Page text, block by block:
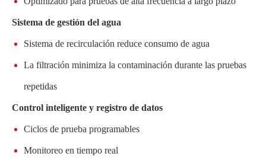
Sistema de gestión del agua
Sistema de recirculación reduce consumo de agua
La filtración minimiza la contaminación durante las pruebas
repetidas
Control inteligente y registro de datos
Ciclos de prueba programables
Monitoreo en tiempo real